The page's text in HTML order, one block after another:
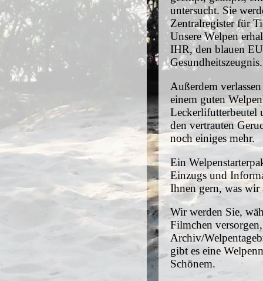
untersucht. Sie
Zentralregister für
Unsere Welpen
IHR, den blauen
Gesundheitszeugnis.
Außerdem
einem guten
Leckerlifutterbeutel
den vertrauten
noch einiges mehr.
Ein
Einzugs und
Ihnen gern, was
Wir werden Sie,
Filmchen
Archiv/
gibt es eine
Schönem.